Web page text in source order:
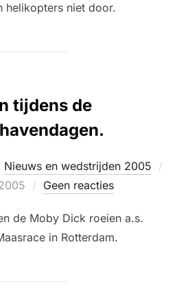
helikopters niet door.
tijdens de
Nieuws en wedstrijden 2005
Geen reacties
de Moby Dick roeien a.s.
in Rotterdam.